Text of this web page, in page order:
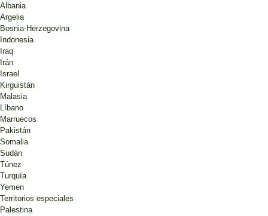
Albania
Argelia
Bosnia-Herzegovina
Indonesia
Iraq
Irán
Israel
Kirguistán
Malasia
Líbano
Marruecos
Pakistán
Somalia
Sudán
Túnez
Turquía
Yemen
Territorios especiales
Palestina